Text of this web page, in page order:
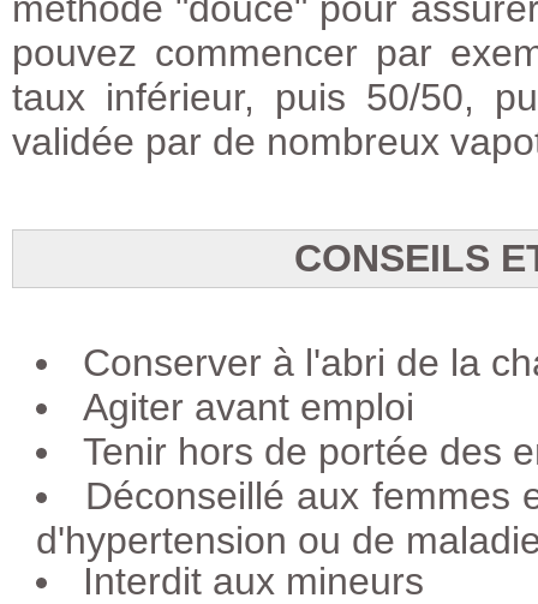
pouvez commencer par
taux inférieur, puis 50/50,
validée par de nombreux
CONSEILS
Conserver à l'abri de la
Agiter avant emploi
Tenir hors de portée des
Déconseillé aux femmes
d'hypertension ou de
Interdit aux mineurs